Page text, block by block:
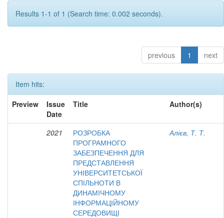
Results 1-1 of 1 (Search time: 0.002 seconds).
previous 1 next
Item hits:
Preview
Issue
Date
Title Author(s)
2021
РОЗРОБКА
ПРОГРАМНОГО
ЗАБЕЗПЕЧЕННЯ ДЛЯ
ПРЕДСТАВЛЕННЯ
УНІВЕРСИТЕТСЬКОЇ
СПІЛЬНОТИ В
ДИНАМІЧНОМУ
ІНФОРМАЦІЙНОМУ
СЕРЕДОВИЩІ
Алієв, Т. Т.